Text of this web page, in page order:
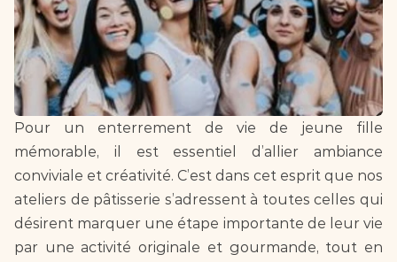
Pour un enterrement de vie de jeune fille
mémorable, il est essentiel d’allier ambiance
conviviale et créativité. C’est dans cet esprit que nos
ateliers de pâtisserie s’adressent à toutes celles qui
désirent marquer une étape importante de leur vie
par une activité originale et gourmande, tout en